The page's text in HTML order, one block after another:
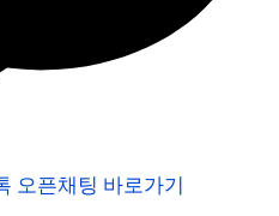
오픈채팅 바로가기